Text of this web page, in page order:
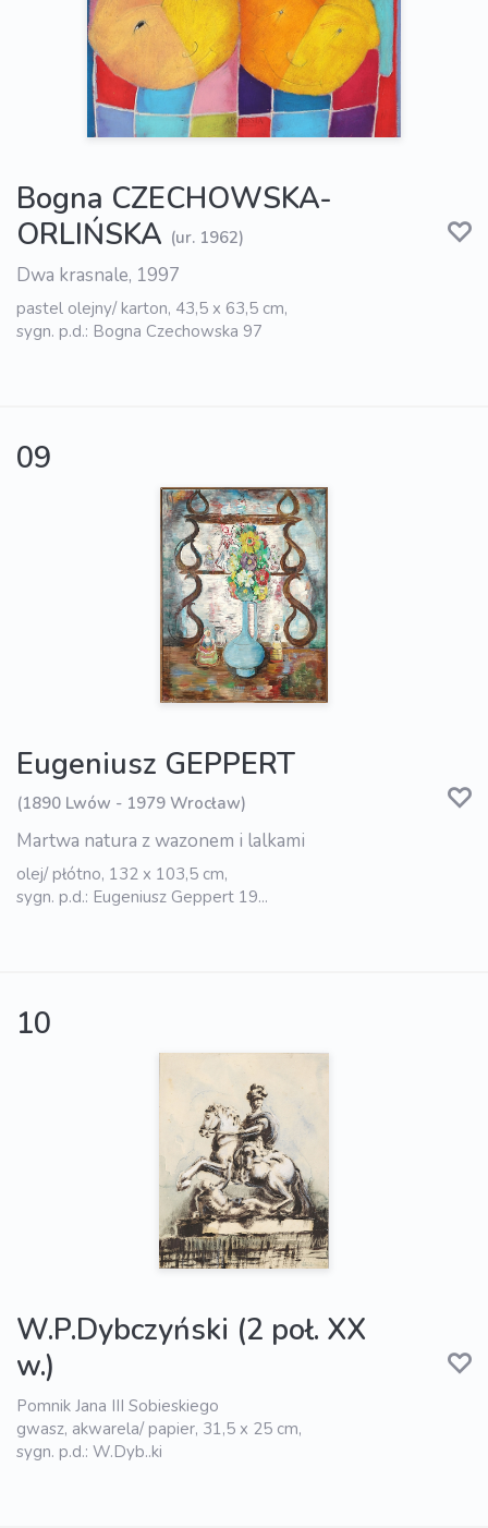
Bogna CZECHOWSKA-
ORLIŃSKA (ur. 1962)
Dwa krasnale, 1997
pastel olejny/ karton, 43,5 x 63,5 cm,
sygn. p.d.: Bogna Czechowska 97
09
Eugeniusz GEPPERT
(1890 Lwów - 1979 Wrocław)
Martwa natura z wazonem i lalkami
olej/ płótno, 132 x 103,5 cm,
sygn. p.d.: Eugeniusz Geppert 19...
10
W.P.Dybczyński (2 poł. XX
w.)
Pomnik Jana III Sobieskiego
gwasz, akwarela/ papier, 31,5 x 25 cm,
sygn. p.d.: W.Dyb..ki